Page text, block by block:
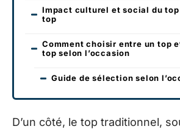
Impact culturel et social du
top
Comment choisir entre un top
top selon l’occasion
Guide de sélection selon
D’un côté, le top traditionnel,